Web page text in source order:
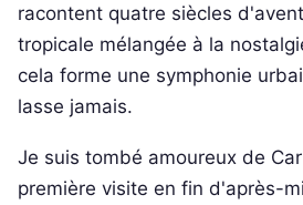
racontent quatre siècles
tropicale mélangée à la
cela forme une symphonie
lasse jamais.
Je suis tombé amoureux de
première visite en fin d'après-